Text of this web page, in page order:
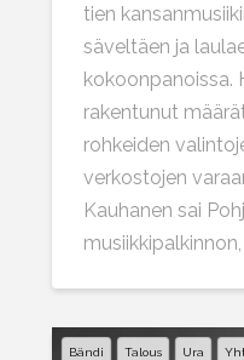
tien
säveltäen ja
kokoonpanoissa.
rakentunut
rohkeiden
verkostojen
Kauhanen sai
musiikkipalkinnon,
Bändi Talous Ura